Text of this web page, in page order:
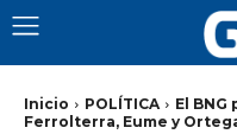
Inicio POLÍTICA
El
Ferrolterra, Eume y